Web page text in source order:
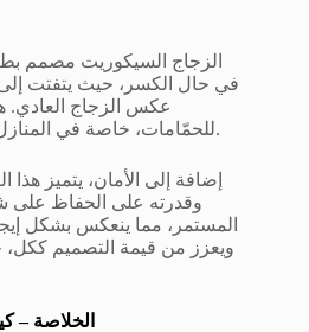
الزجاج السيكوريت مصمم
في حال الكسر، حيث يتفتت
عكس الزجاج العادي.
للحمّامات، خاصة في المنازل التي تضم أطفالًا أو كبار سن.
إضافة إلى الأمان، يتميز هذا
وقدرته على الحفاظ على
المستمر، مما ينعكس بشكل
ويعزز من قيمة التصميم
الخلاصة –